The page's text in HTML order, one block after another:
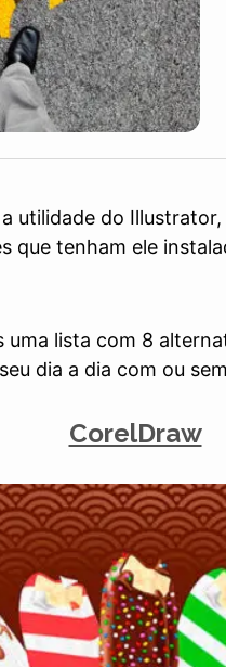
utilidade do
que tenham ele
uma lista com 8
dia a dia com ou
CorelDraw